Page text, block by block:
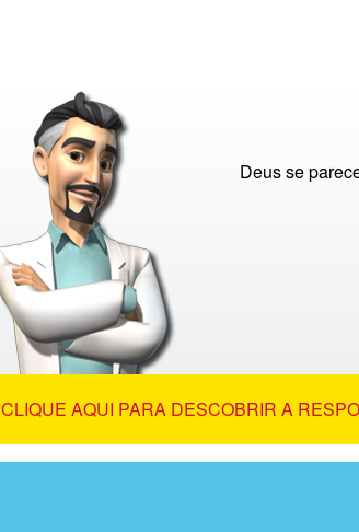
Deus se
CLIQUE AQUI PARA DESCOBRIR A